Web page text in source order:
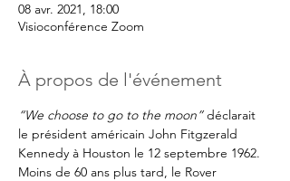
08 avr. 2021, 18:00
Visioconférence Zoom
À propos de l'événement
“We choose to go to the moon” déclarait
le président américain John Fitgzerald
Kennedy à Houston le 12 septembre 1962.
Moins de 60 ans plus tard, le Rover